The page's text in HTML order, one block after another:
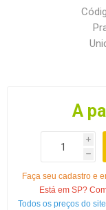
A
i
h
Faça seu cadastro e
Está em SP?
Todos os preços do